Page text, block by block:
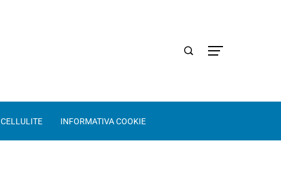
CELLULITE INFORMATIVA COOKIE